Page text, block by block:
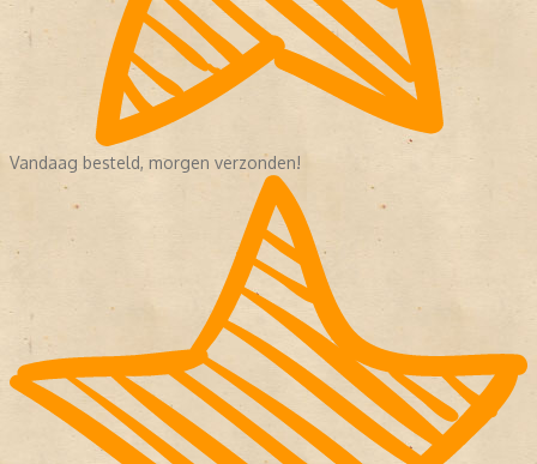
Vandaag besteld, morgen verzonden!